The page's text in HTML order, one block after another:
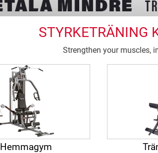
STYRKETRÄNING
Strengthen your muscles,
Hemmagym